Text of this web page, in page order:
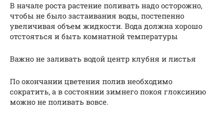
В начале роста растение поливать надо осторожно,
чтобы не было застаивания воды, постепенно
увеличивая объем жидкости. Вода должна хорошо
отстояться и быть комнатной температуры
Важно не заливать водой центр клубня и листья
По окончании цветения полив необходимо
сократить, а в состоянии зимнего покоя глоксинию
можно не поливать вовсе.